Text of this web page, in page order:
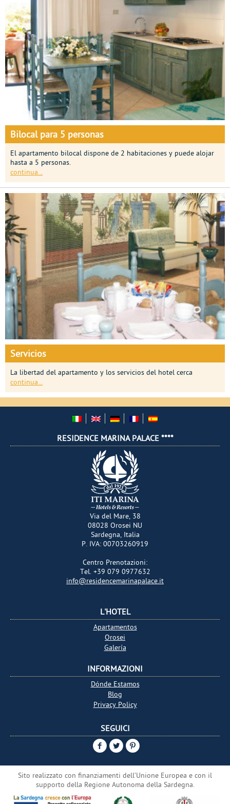
Bilocal para 5 personas
El apartamento bilocal dispone de 2 habitaciones y puede alojar
hasta a 5 personas.
continua...
Servicios
La libertad del apartamento y los servicios del hotel cerca
continua...
RESIDENCE MARINA PALACE ****
Via del Mare, 38
08028 Orosei NU
Sardegna, Italia
P. IVA: 00703260919
Centro Prenotazioni:
Tel. +39 079 0977632
info@residencemarinapalace.it
L'HOTEL
Apartamentos
Orosei
Galería
INFORMAZIONI
Dónde Estamos
Blog
Privacy Policy
SEGUICI
Sito realizzato con finanziamenti dell’Unione Europea e con il
supporto della Regione Autonoma della Sardegna.